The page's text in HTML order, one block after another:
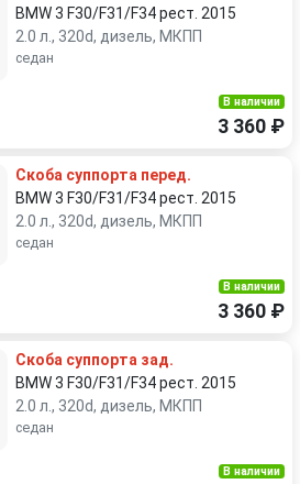
BMW 3 F30/F31/F34 рест. 2015
2.0 л., 320d, дизель, МКПП
седан
В наличии
3 360 ₽
Скоба суппорта перед.
BMW 3 F30/F31/F34 рест. 2015
2.0 л., 320d, дизель, МКПП
седан
В наличии
3 360 ₽
Скоба суппорта зад.
BMW 3 F30/F31/F34 рест. 2015
2.0 л., 320d, дизель, МКПП
седан
В наличии